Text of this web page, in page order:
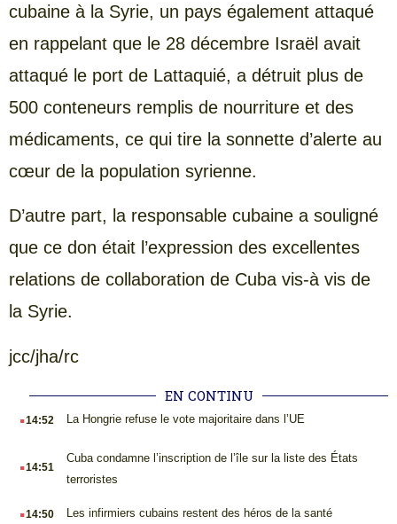
cubaine à la Syrie, un pays également attaqué
en rappelant que le 28 décembre Israël avait
attaqué le port de Lattaquié, a détruit plus de
500 conteneurs remplis de nourriture et des
médicaments, ce qui tire la sonnette d’alerte au
cœur de la population syrienne.
D’autre part, la responsable cubaine a souligné
que ce don était l’expression des excellentes
relations de collaboration de Cuba vis-à vis de
la Syrie.
jcc/jha/rc
EN CONTINU
.14:52 La Hongrie refuse le vote majoritaire dans l’UE
.14:51
Cuba condamne l’inscription de l’île sur la liste des États
terroristes
.14:50 Les infirmiers cubains restent des héros de la santé